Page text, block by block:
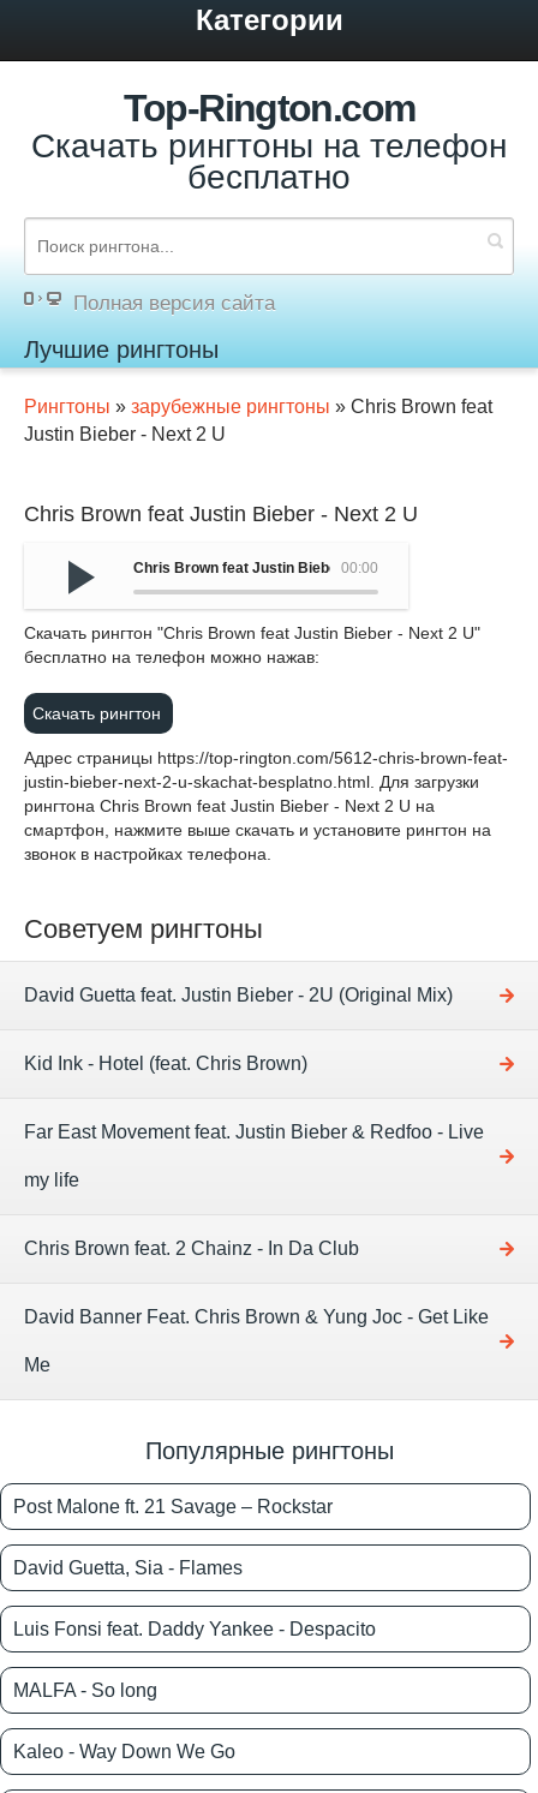
Категории
Top-Rington.com
Скачать рингтоны на телефон
бесплатно
Полная версия сайта
Лучшие рингтоны
Рингтоны » зарубежные рингтоны » Chris Brown feat
Justin Bieber - Next 2 U
Chris Brown feat Justin Bieber - Next 2 U
00:00
Chris Brown feat Justin Bieber - Next 2 U
Cкачать рингтон "Chris Brown feat Justin Bieber - Next 2 U"
бесплатно на телефон можно нажав:
Скачать рингтон
Адрес страницы https://top-rington.com/5612-chris-brown-feat-
justin-bieber-next-2-u-skachat-besplatno.html . Для загрузки
рингтона Chris Brown feat Justin Bieber - Next 2 U на
смартфон, нажмите выше скачать и установите рингтон на
звонок в настройках телефона.
Советуем рингтоны
David Guetta feat. Justin Bieber - 2U (Original Mix)
Kid Ink - Hotel (feat. Chris Brown)
Far East Movement feat. Justin Bieber & Redfoo - Live
my life
Chris Brown feat. 2 Chainz - In Da Club
David Banner Feat. Chris Brown & Yung Joc - Get Like
Me
Популярные рингтоны
Post Malone ft. 21 Savage – Rockstar
David Guetta, Sia - Flames
Luis Fonsi feat. Daddy Yankee - Despacito
MALFA - So long
Kaleo - Way Down We Go